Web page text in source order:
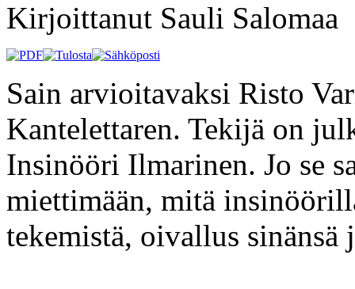
Kirjoittanut Sauli Salomaa
Sain arvioitavaksi Risto
Kantelettaren. Tekijä on
Insinööri Ilmarinen. Jo se
miettimään, mitä
tekemistä, oivallus sinänsä